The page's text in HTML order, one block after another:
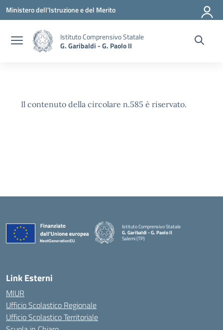
Vai ai contenuti
Vai al menu di navigazione
Vai al footer
Ministero dell'Istruzione e del Merito
Istituto Comprensivo Statale
G. Garibaldi - G. Paolo II
Il contenuto della circolare n.585 è riservato.
Istituto Comprensivo Statale
G. Garibaldi - G. Paolo II
Salemi (TP)
Link Esterni
MIUR
Ufficio Scolastico Regionale
Ufficio Scolastico Territoriale